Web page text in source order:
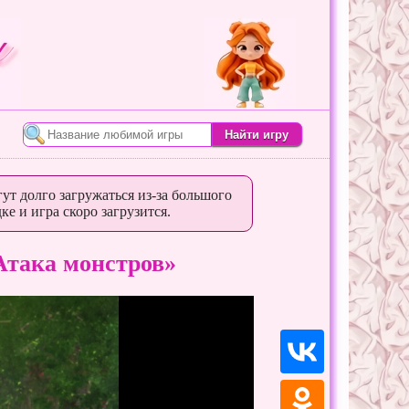
долго загружаться из-за большого
и игра скоро загрузится.
монстров»